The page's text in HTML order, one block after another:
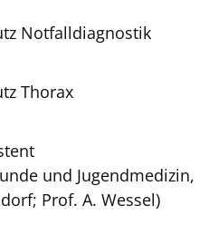
Notfalldiagnostik
Thorax
und Jugendmedizin,
Prof. A. Wessel)